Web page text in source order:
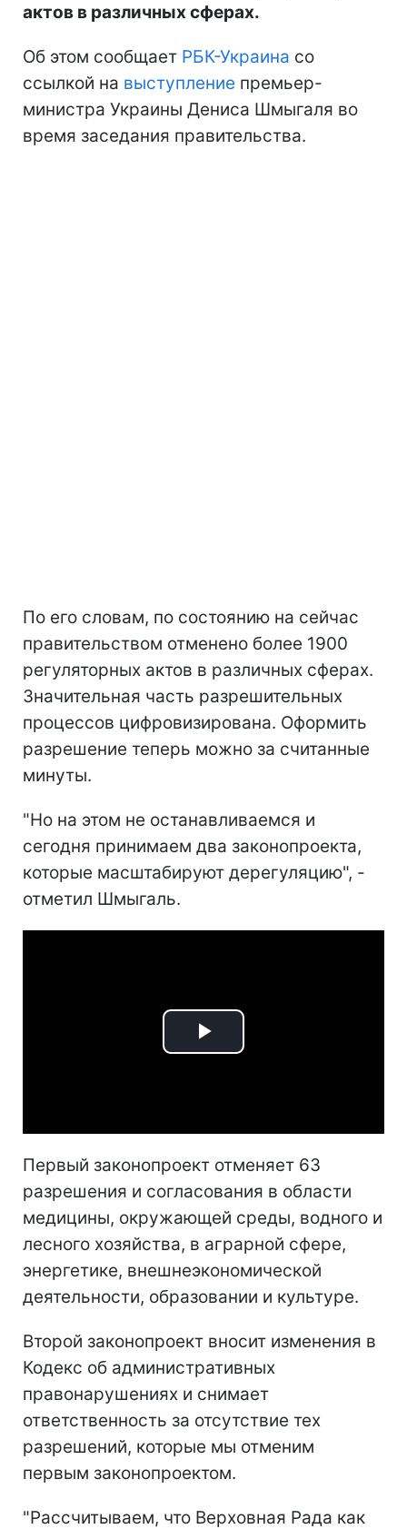
актов в различных сферах.
Об этом сообщает РБК-Украина со
ссылкой на выступление премьер-
министра Украины Дениса Шмыгаля во
время заседания правительства.
По его словам, по состоянию на сейчас
правительством отменено более 1900
регуляторных актов в различных сферах.
Значительная часть разрешительных
процессов цифровизирована. Оформить
разрешение теперь можно за считанные
минуты.
"Но на этом не останавливаемся и
сегодня принимаем два законопроекта,
которые масштабируют дерегуляцию", -
отметил Шмыгаль.
Play
Первый законопроект отменяет 63
разрешения и согласования в области
медицины, окружающей среды, водного и
лесного хозяйства, в аграрной сфере,
энергетике, внешнеэкономической
деятельности, образовании и культуре.
Второй законопроект вносит изменения в
Кодекс об административных
правонарушениях и снимает
ответственность за отсутствие тех
разрешений, которые мы отменим
первым законопроектом.
"Рассчитываем, что Верховная Рада как